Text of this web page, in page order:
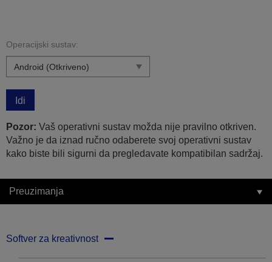
Operacijski sustav:
Idi
Pozor: Vaš operativni sustav možda nije pravilno otkriven.
Važno je da iznad ručno odaberete svoj operativni sustav
kako biste bili sigurni da pregledavate kompatibilan sadržaj.
Preuzimanja
Softver za kreativnost